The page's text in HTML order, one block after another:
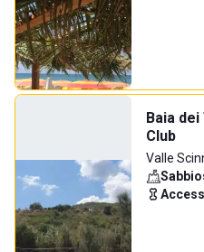
Baia
Club
Valle